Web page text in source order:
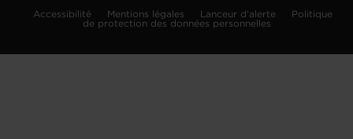
Accessibilité Mentions légales Lanceur d'alerte
Politique
de protection des données personnelles